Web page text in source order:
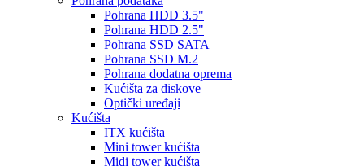
Pohrana HDD 3.5"
Pohrana HDD 2.5"
Pohrana SSD SATA
Pohrana SSD M.2
Pohrana dodatna oprema
Kućišta za diskove
Optički uređaji
Kućišta
ITX kućišta
Mini tower kućišta
Midi tower kućišta